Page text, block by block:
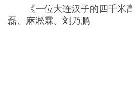
《一位大连汉子的四千米
磊、麻淞霖、刘乃鹏